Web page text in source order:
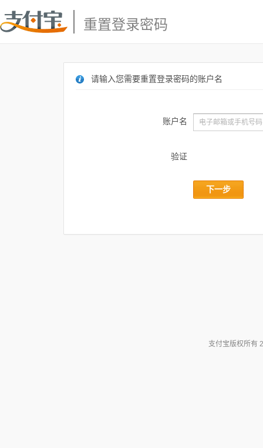
重置登录密码
请输入您需要重置登录密码的账户名
账户名
验证
支付宝版权所有